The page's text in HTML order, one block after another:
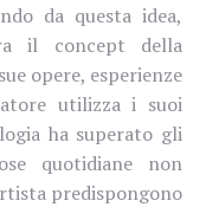
da questa idea,
il concept della
opere, esperienze
utilizza i suoi
ha superato gli
quotidiane non
predispongono